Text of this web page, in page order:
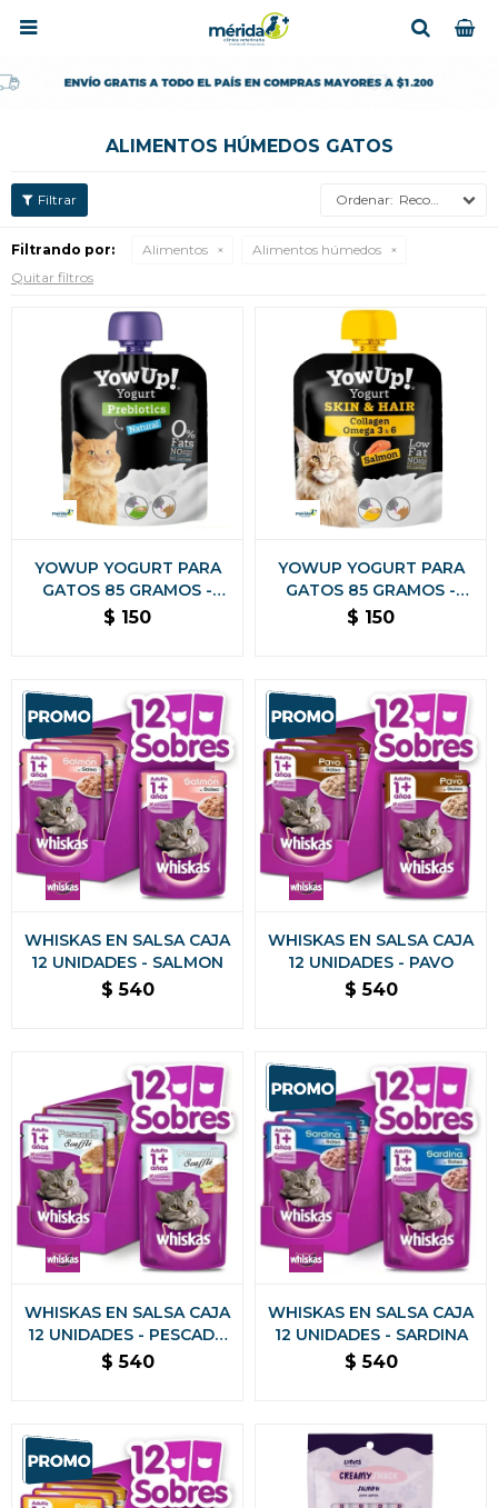

ALIMENTOS HÚMEDOS GATOS
Recomendados
Filtrando por: Alimentos
Alimentos húmedos
Quitar filtros
YOWUP YOGURT PARA
GATOS 85 GRAMOS -
PREBIÓTICOS SABOR
$ 150
YOWUP YOGURT PARA
GATOS 85 GRAMOS -
SKIN HAIR SABOR
$ 150
WHISKAS EN SALSA CAJA
12 UNIDADES - SALMON
$ 540
WHISKAS EN SALSA CAJA
12 UNIDADES - PAVO
$ 540
WHISKAS EN SALSA CAJA
12 UNIDADES - PESCADO
SOUFFLE
$ 540
WHISKAS EN SALSA CAJA
12 UNIDADES - SARDINA
$ 540